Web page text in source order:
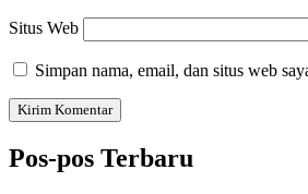
Situs Web
Simpan nama, email, dan situs web
Pos-pos Terbaru